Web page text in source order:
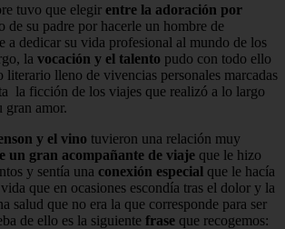
tuvo que elegir entre la adoración por
de su padre por hacerle un hombre de
a dedicar su vida profesional al mundo de los
la vocación y el talento pudo con todo ello
literario lleno de vivencias personales marcadas
la ficción de los viajes que realizó a lo largo
gran amor.
y el vino tuvieron una relación muy
un gran acompañante de viaje que le hizo
y sentía una conexión especial que le hacía
que en ocasiones escondía tras el dolor y la
salud que no era la que corresponde para ser
de ello es la siguiente frase que recogemos: